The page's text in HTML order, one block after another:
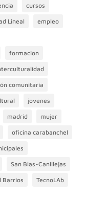
cursos
Lineal empleo
formacion
comunitaria
jovenes
madrid mujer
oficina carabanchel
San Blas-Canillejas
Barrios TecnoLAb